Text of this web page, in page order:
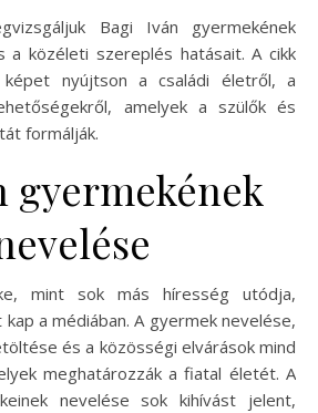
Bagi Iván gyermekének
közéleti szereplés hatásait. A cikk
nyújtson a családi életről, a
amelyek a szülők és
formálják.
gyermekének
mint sok más híresség utódja,
a médiában. A gyermek nevelése,
és a közösségi elvárások mind
meghatározzák a fiatal életét. A
nevelése sok kihívást jelent,